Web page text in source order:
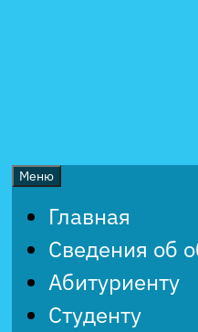
Меню
Главная
Сведения об
Абитуриенту
Студенту